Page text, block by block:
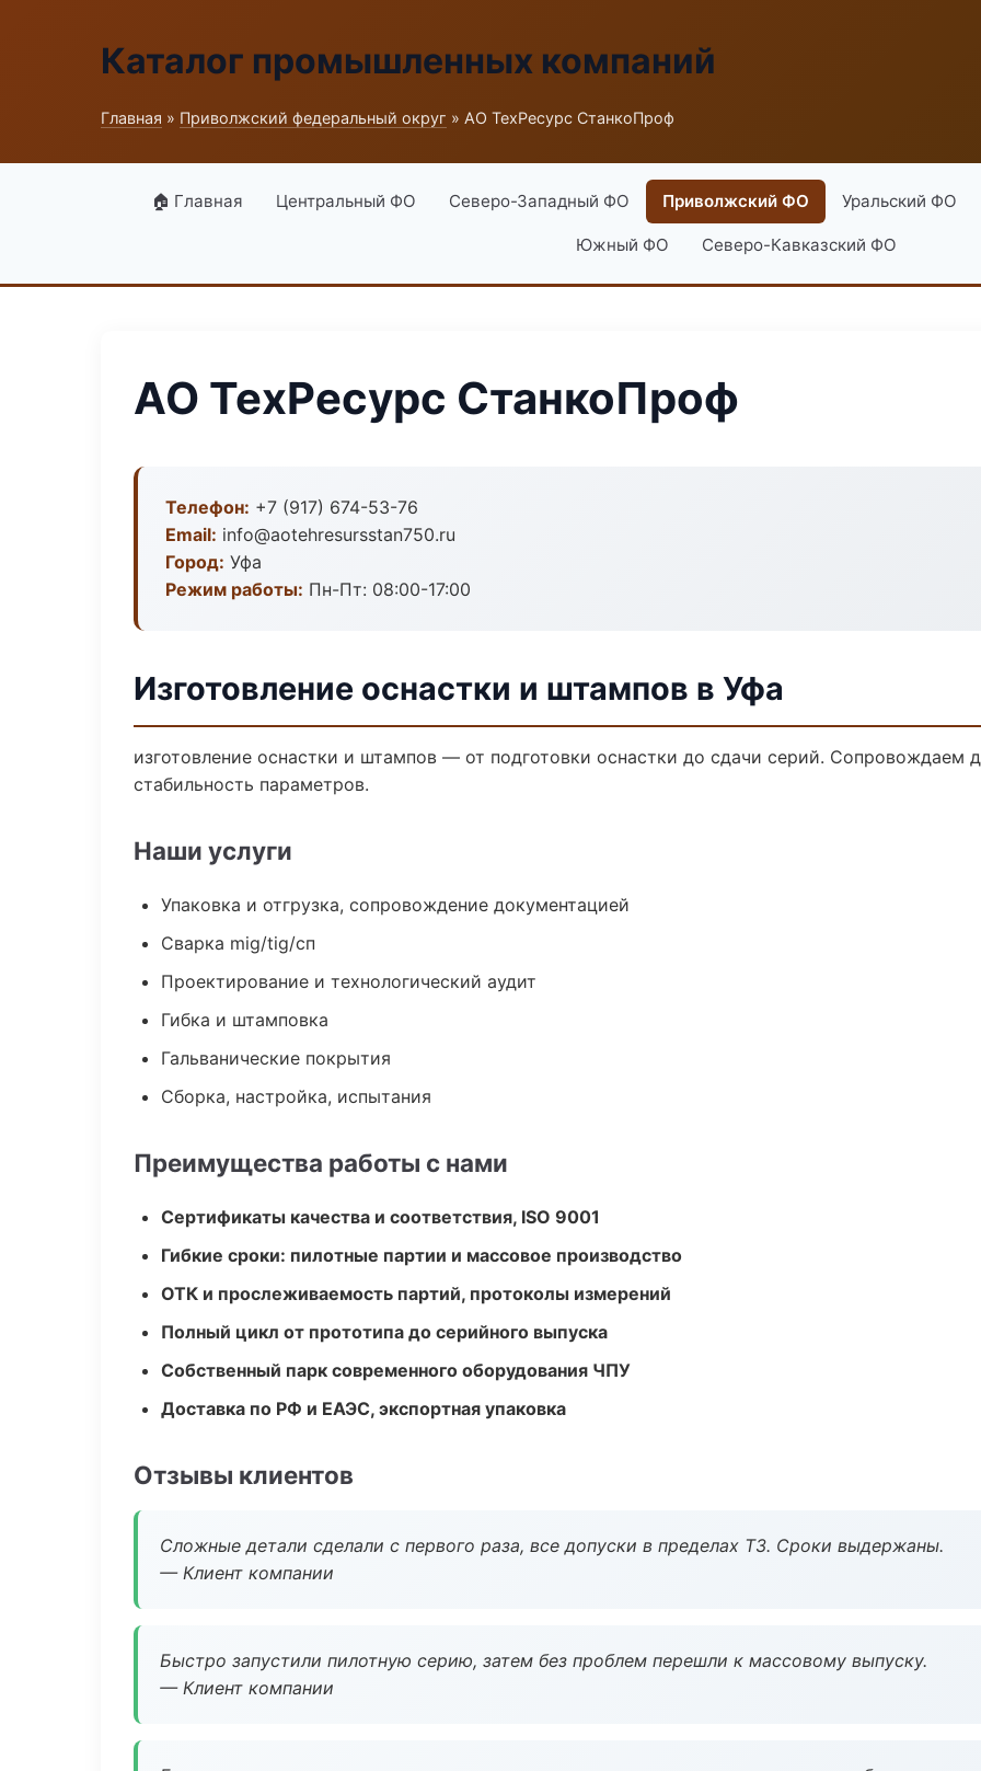
Каталог промышленных компаний
Главная » Приволжский федеральный округ » АО ТехРесурс СтанкоПроф
🏠 Главная Центральный ФО Северо-Западный ФО Приволжский ФО Уральский ФО
Южный ФО Северо-Кавказский ФО
АО ТехРесурс СтанкоПроф
Телефон: +7 (917) 674-53-76
Email: info@aotehresursstan750.ru
Город: Уфа
Режим работы: Пн-Пт: 08:00-17:00
Изготовление оснастки и штампов в Уфа
изготовление оснастки и штампов — от подготовки оснастки до сдачи серий. Сопровождаем
стабильность параметров.
Наши услуги
Упаковка и отгрузка, сопровождение документацией
Сварка mig/tig/сп
Проектирование и технологический аудит
Гибка и штамповка
Гальванические покрытия
Сборка, настройка, испытания
Преимущества работы с нами
Сертификаты качества и соответствия, ISO 9001
Гибкие сроки: пилотные партии и массовое производство
ОТК и прослеживаемость партий, протоколы измерений
Полный цикл от прототипа до серийного выпуска
Собственный парк современного оборудования ЧПУ
Доставка по РФ и ЕАЭС, экспортная упаковка
Отзывы клиентов
Сложные детали сделали с первого раза, все допуски в пределах ТЗ. Сроки выдержаны.
— Клиент компании
Быстро запустили пилотную серию, затем без проблем перешли к массовому выпуску.
— Клиент компании